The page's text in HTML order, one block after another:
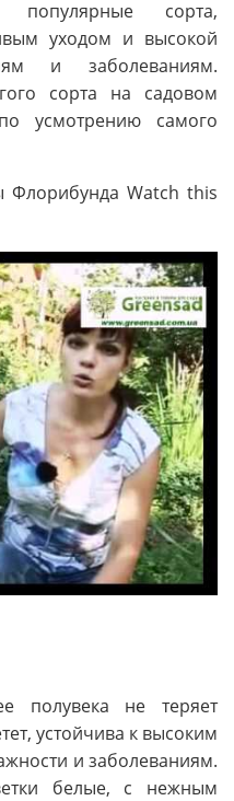
сорта,
уходом и высокой
и заболеваниям.
сорта на садовом
усмотрению самого
Флорибунда Watch this
полувека не теряет
устойчива к высоким
и заболеваниям.
белые, с нежным